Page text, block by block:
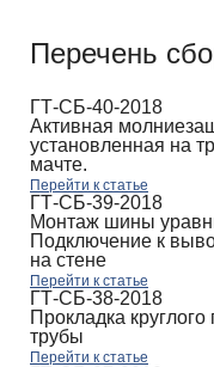
Перечень
ГТ-СБ-40-2018
Активная
установленная на
мачте.
Перейти к статье
ГТ-СБ-39-2018
Монтаж шины
Подключение к
на стене
Перейти к статье
ГТ-СБ-38-2018
Прокладка
трубы
Перейти к статье